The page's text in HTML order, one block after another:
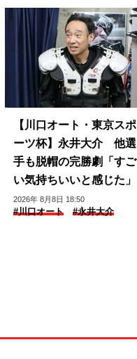
【川口オート・東京スポ
ーツ杯】永井大介 他選
手も脱帽の完勝劇「すご
い気持ちいいと感じた」
2026年 8月8日 18:50
#川口オート #永井大介